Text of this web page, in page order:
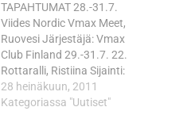
TAPAHTUMAT 28.-31.7.
Viides Nordic Vmax Meet,
Ruovesi Järjestäjä: Vmax
Club Finland 29.-31.7. 22.
Rottaralli, Ristiina Sijainti:
Löydön kartano, Ristiina,
noin 10 km Mikkelistä
28 heinäkuun, 2011
Kategoriassa "Uutiset"